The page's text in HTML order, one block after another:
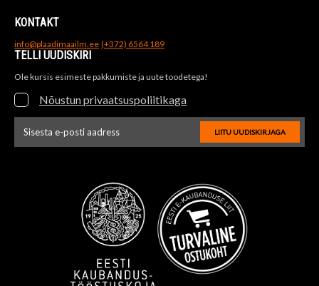
KONTAKT
info@plaadimaailm.ee (+372) 6564 189
TELLI UUDISKIRI
Ole kursis esimeste pakkumiste ja uute toodetega!
Nõustun privaatsuspoliitikaga
LIITU UUDISKIRJAGA